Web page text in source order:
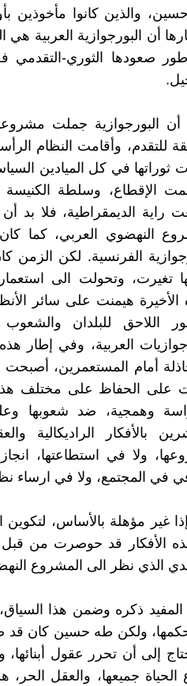
والذين كانوا مأخوذين
أن البورجوازية العربية هي
صعودها الثوري-التقدمي
أن البورجوازية جملت
للتقدم، وأقامت النظام
ثوراتها في كل الميادين
الإقطاع، وسلطة الكنيسة
راية الديمقراطية، فلا بد
النهضوي العربي، كما
الفرنسية. لكن الزمن
تغيرت، وتحولت الى
الأخيرة هيمنت على سائر
اللاحق للبلدان
العربية، وفي إطار هذه
أمام المستعمرين،
على الحفاظ على مختلف
وهمجية، ضد شعوبها
بالأفكار الراديكالية
ولا في استطاعتها،
في المجتمع، ولا في ارساء
غير مؤهلة بالأساس،
الأفكار قد حوصرت من قبل
الذي نظر الى المشروع
ذكره وضمن هذا
حكمها، ولكن طه حسين كان قد
إلى أن تحرر عقول
الحياة جميعها، والعقل